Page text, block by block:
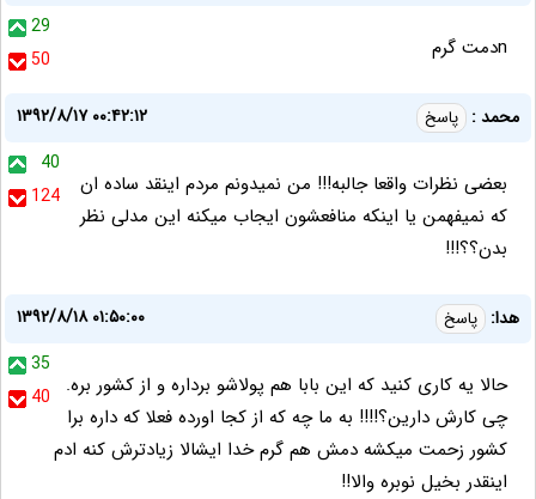
29
50
nدمت گرم
محمد : پاسخ
۱۳۹۲/۸/۱۷ ۰۰:۴۲:۱۲
40
124
بعضی نظرات واقعا جالبه!!! من نمیدونم مردم اینقد ساده ان
که نمیفهمن یا اینکه منافعشون ایجاب میکنه این مدلی نظر
بدن؟؟!!!
هدا: پاسخ
۱۳۹۲/۸/۱۸ ۰۱:۵۰:۰۰
35
40
حالا یه کاری کنید که این بابا هم پولاشو برداره و از کشور بره.
چی کارش دارین؟!!!! به ما چه که از کجا اورده فعلا که داره برا
کشور زحمت میکشه دمش هم گرم خدا ایشالا زیادترش کنه ادم
اینقدر بخیل نوبره والا!!